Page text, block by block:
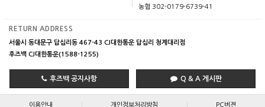
농협 302-0179-6739-41
RETURN ADDRESS
서울시 동대문구 답십리동 467-43 CJ대한통운 답십리 청계대리점
후즈백 CJ대한통운(1588-1255)
후즈백 공지사항 Q & A 게시판
이용안내 개인정보처리방침 PC버젼